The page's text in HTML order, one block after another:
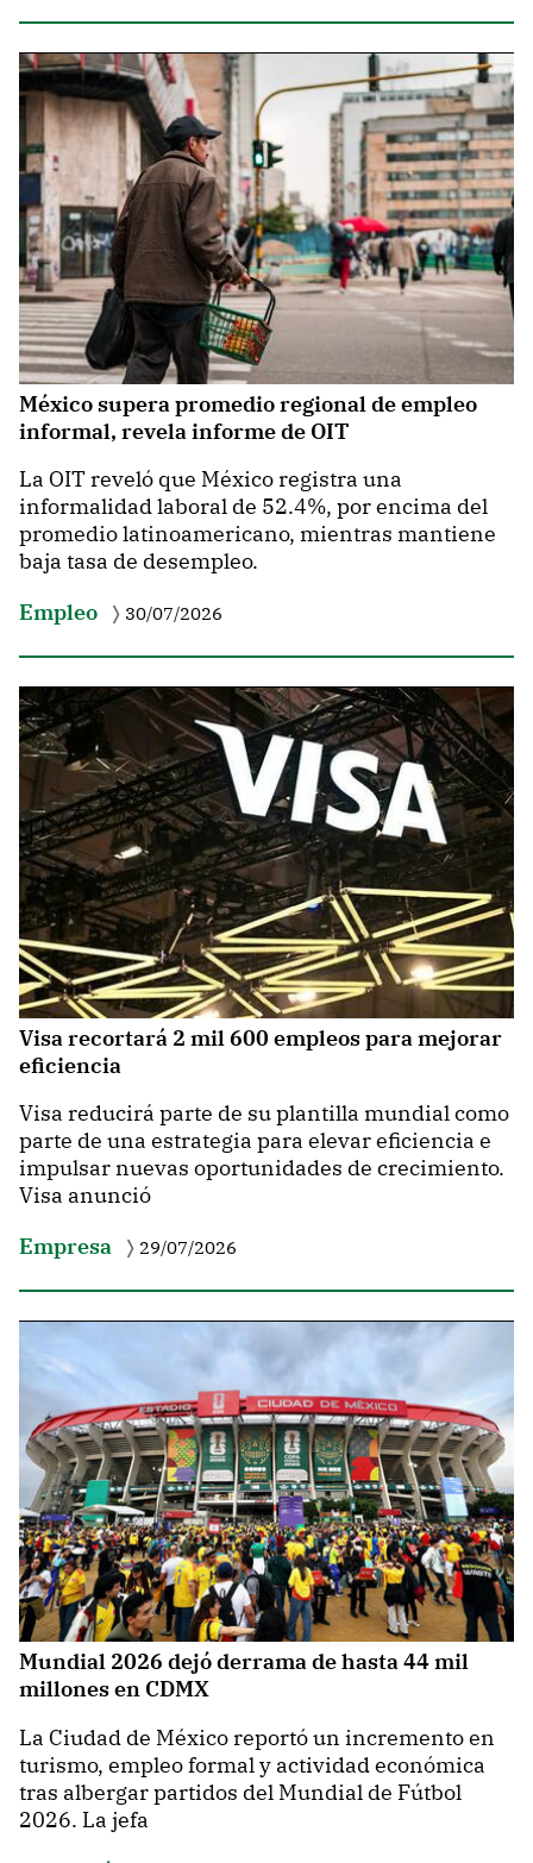
México supera promedio regional de empleo
informal, revela informe de OIT
La OIT reveló que México registra una
informalidad laboral de 52.4%, por encima del
promedio latinoamericano, mientras mantiene
baja tasa de desempleo.
Empleo
30/07/2026
Visa recortará 2 mil 600 empleos para mejorar
eficiencia
Visa reducirá parte de su plantilla mundial como
parte de una estrategia para elevar eficiencia e
impulsar nuevas oportunidades de crecimiento.
Visa anunció
Empresa
29/07/2026
Mundial 2026 dejó derrama de hasta 44 mil
millones en CDMX
La Ciudad de México reportó un incremento en
turismo, empleo formal y actividad económica
tras albergar partidos del Mundial de Fútbol
2026. La jefa